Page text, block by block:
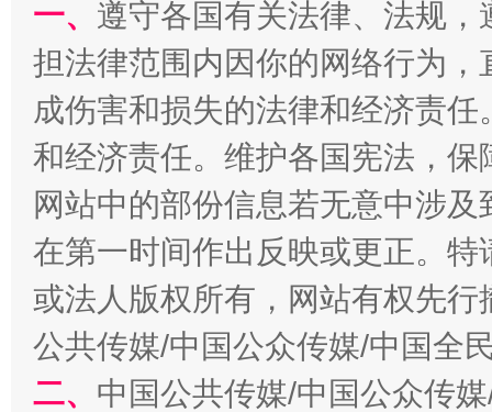
受贿1.44亿！段成刚被判无期 从幼
一、 遵守各国有关法律、法规
担法律范围内因你的网络行为
成伤害和损失的法律和经济责
和经济责任。维护各国宪法，
网站中的部份信息若无意中涉
在第一时间作出反映或更正。
或法人版权所有，网站有权先
公共传媒/中国公众传媒/中国全
二、 中国公共传媒/中国公众传